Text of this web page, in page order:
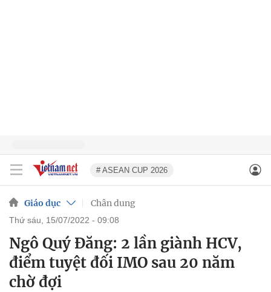
# ASEAN CUP 2026
Giáo dục Chân dung
thứ sáu, 15/07/2022 - 09:08
Ngô Quý Đăng: 2 lần giành HCV,
điểm tuyệt đối IMO sau 20 năm
chờ đợi